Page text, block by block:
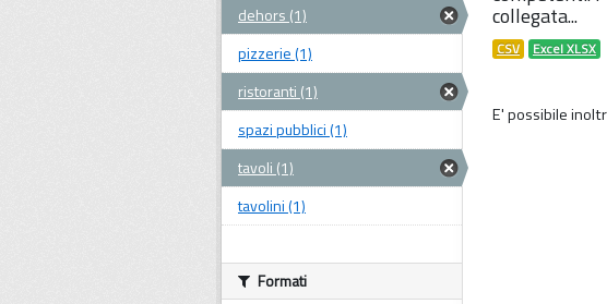
collegata...
CSV Excel XLSX
E' possibile
dehors (1)
pizzerie (1)
ristoranti (1)
spazi pubblici (1)
tavoli (1)
tavolini (1)
Formati